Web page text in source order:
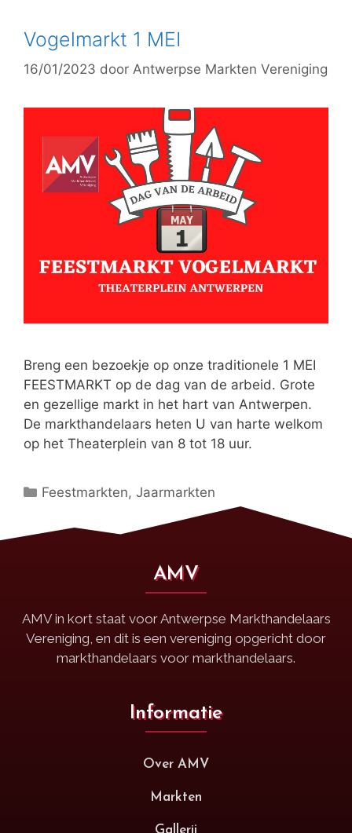
Vogelmarkt 1 MEI
16/01/2023 door Antwerpse Markten Vereniging
Breng een bezoekje op onze traditionele 1 MEI
FEESTMARKT op de dag van de arbeid. Grote
en gezellige markt in het hart van Antwerpen.
De markthandelaars heten U van harte welkom
op het Theaterplein van 8 tot 18 uur.
Feestmarkten,Jaarmarkten
AMV
AMV in kort staat voor Antwerpse Markthandelaars
Vereniging, en dit is een vereniging opgericht door
markthandelaars voor markthandelaars.
Informatie
Over AMV
Markten
Gallerij